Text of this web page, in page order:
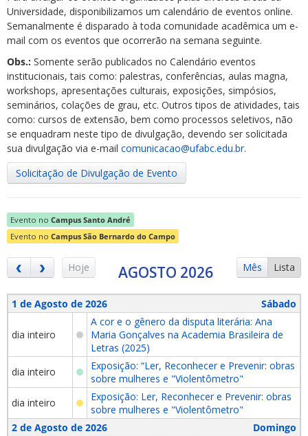
Universidade, disponibilizamos um calendário de eventos online.
Semanalmente é disparado à toda comunidade acadêmica um e-
mail com os eventos que ocorrerão na semana seguinte.
Obs.: Somente serão publicados no Calendário eventos
institucionais, tais como: palestras, conferências, aulas magna,
workshops, apresentações culturais, exposições, simpósios,
seminários, colações de grau, etc. Outros tipos de atividades, tais
como: cursos de extensão, bem como processos seletivos, não
se enquadram neste tipo de divulgação, devendo ser solicitada
sua divulgação via e-mail comunicacao@ufabc.edu.br.
Solicitação de Divulgação de Evento
Evento no Campus Santo André
Evento no Campus São Bernardo do Campo
Hoje Mês Lista
AGOSTO 2026
1 de Agosto de 2026 Sábado
dia inteiro
A cor e o gênero da disputa literária: Ana
Maria Gonçalves na Academia Brasileira de
Letras (2025)
dia inteiro
Exposição: “Ler, Reconhecer e Prevenir: obras
sobre mulheres e "Violentômetro"
dia inteiro
Exposição: Ler, Reconhecer e Prevenir: obras
sobre mulheres e "Violentômetro"
2 de Agosto de 2026
Domingo